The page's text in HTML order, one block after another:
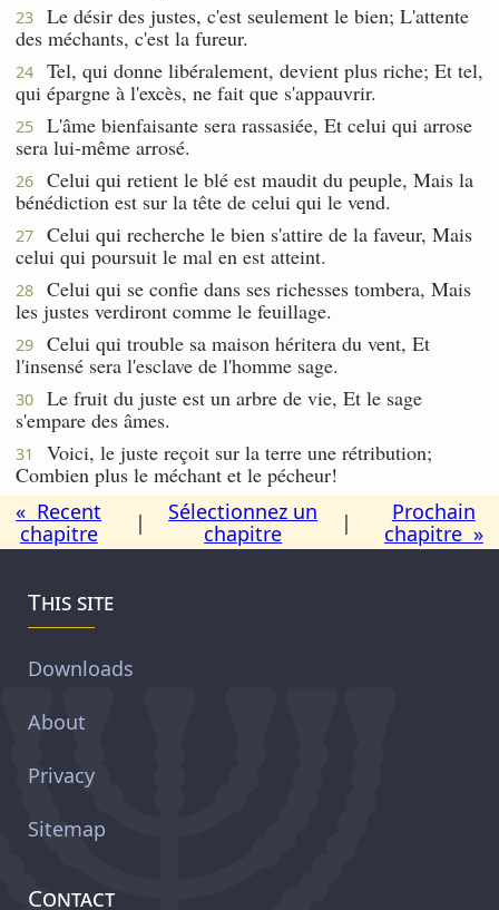
23
Le désir des justes, c'est seulement le bien; L'attente
des méchants, c'est la fureur.
24
Tel, qui donne libéralement, devient plus riche; Et tel,
qui épargne à l'excès, ne fait que s'appauvrir.
25
L'âme bienfaisante sera rassasiée, Et celui qui arrose
sera lui-même arrosé.
26
Celui qui retient le blé est maudit du peuple, Mais la
bénédiction est sur la tête de celui qui le vend.
27
Celui qui recherche le bien s'attire de la faveur, Mais
celui qui poursuit le mal en est atteint.
28
Celui qui se confie dans ses richesses tombera, Mais
les justes verdiront comme le feuillage.
29
Celui qui trouble sa maison héritera du vent, Et
l'insensé sera l'esclave de l'homme sage.
30
Le fruit du juste est un arbre de vie, Et le sage
s'empare des âmes.
31
Voici, le juste reçoit sur la terre une rétribution;
Combien plus le méchant et le pécheur!
« Recent
chapitre
|
Sélectionnez un
chapitre
|
Prochain
chapitre »
This site
Downloads
About
Privacy
Sitemap
Contact